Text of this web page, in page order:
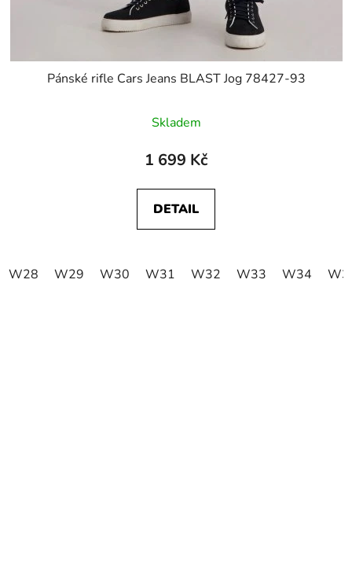
Pánské rifle Cars Jeans BLAST Jog 78427-93
Skladem
1 699 Kč
DETAIL
W28 W29 W30 W31 W32 W33 W34